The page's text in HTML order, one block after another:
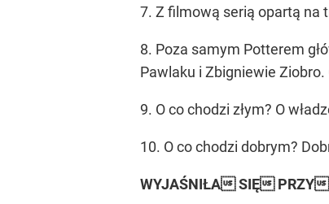
7. Z filmową serią opartą na
8. Poza samym Potterem
Pawlaku i Zbigniewie
9. O co chodzi złym? O
10. O co chodzi dobrym?
WYJAŚNIŁA SIĘ PRZY